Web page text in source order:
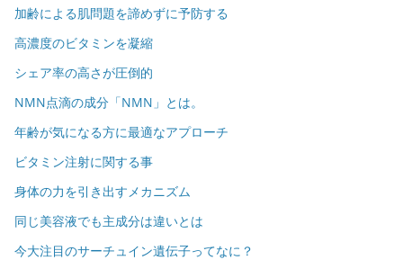
加齢による肌問題を諦めずに予防する
高濃度のビタミンを凝縮
シェア率の高さが圧倒的
NMN点滴の成分「NMN」とは。
年齢が気になる方に最適なアプローチ
ビタミン注射に関する事
身体の力を引き出すメカニズム
同じ美容液でも主成分は違いとは
今大注目のサーチュイン遺伝子ってなに？